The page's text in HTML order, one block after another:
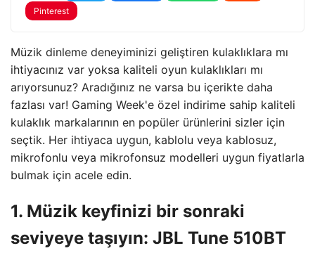
Pinterest
Müzik dinleme deneyiminizi geliştiren kulaklıklara mı
ihtiyacınız var yoksa kaliteli oyun kulaklıkları mı
arıyorsunuz? Aradığınız ne varsa bu içerikte daha
fazlası var! Gaming Week'e özel indirime sahip kaliteli
kulaklık markalarının en popüler ürünlerini sizler için
seçtik. Her ihtiyaca uygun, kablolu veya kablosuz,
mikrofonlu veya mikrofonsuz modelleri uygun fiyatlarla
bulmak için acele edin.
1. Müzik keyfinizi bir sonraki
seviyeye taşıyın: JBL Tune 510BT